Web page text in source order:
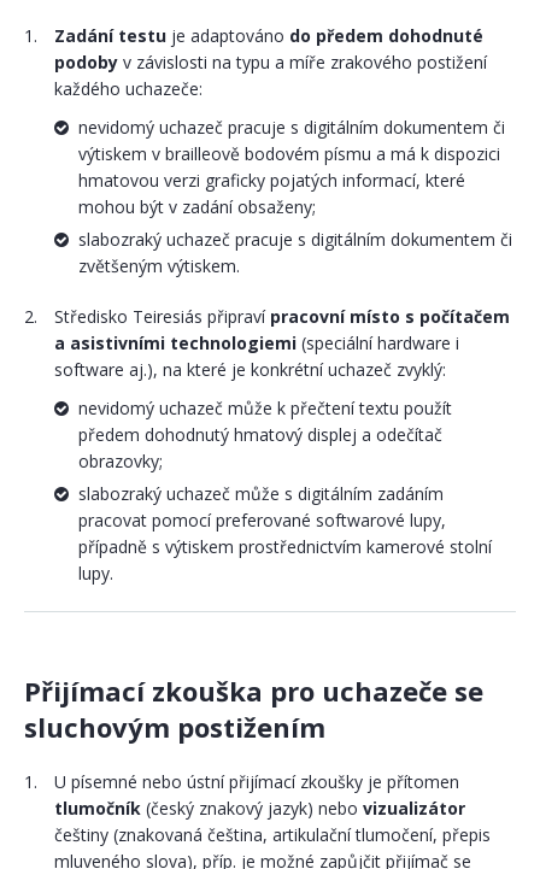
Zadání testu je adaptováno do předem dohodnuté
podoby v závislosti na typu a míře zrakového postižení
každého uchazeče:
nevidomý uchazeč pracuje s digitálním dokumentem či
výtiskem v brailleově bodovém písmu a má k dispozici
hmatovou verzi graficky pojatých informací, které
mohou být v zadání obsaženy;
slabozraký uchazeč pracuje s digitálním dokumentem či
zvětšeným výtiskem.
Středisko Teiresiás připraví pracovní místo s počítačem
a asistivními technologiemi (speciální hardware i
software aj.), na které je konkrétní uchazeč zvyklý:
nevidomý uchazeč může k přečtení textu použít
předem dohodnutý hmatový displej a odečítač
obrazovky;
slabozraký uchazeč může s digitálním zadáním
pracovat pomocí preferované softwarové lupy,
případně s výtiskem prostřednictvím kamerové stolní
lupy.
Přijímací zkouška pro uchazeče se
sluchovým postižením
U písemné nebo ústní přijímací zkoušky je přítomen
tlumočník (český znakový jazyk) nebo vizualizátor
češtiny (znakovaná čeština, artikulační tlumočení, přepis
mluveného slova), příp. je možné zapůjčit přijímač se